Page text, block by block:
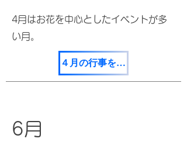
​4月はお花を中心としたイベントが多
い月。
４月の行事を見てみる
6月